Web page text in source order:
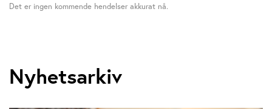
Det er ingen kommende hendelser akkurat nå.
Nyhetsarkiv